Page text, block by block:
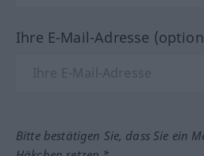
Ihre E-Mail-Adresse
Bitte bestätigen Sie, dass Sie ein